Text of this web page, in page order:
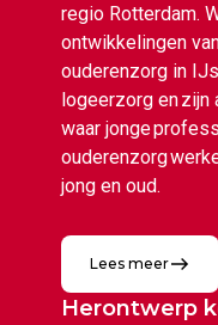
regio Rotterdam.
ontwikkelingen
ouderenzorg in
logeerzorg en zijn
waar jonge
ouderenzorg
jong en oud.
Lees meer
Herontwerp